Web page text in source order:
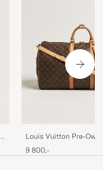
Louis Vuitton Pre-
Bandouliére 55
9 800,-